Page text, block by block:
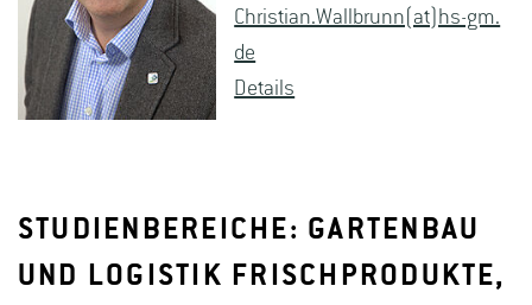
Chris­ti­an.Wall­brunn(at)hs-​gm.​
de
De­tails
STUDIENBEREICHE: GARTENBAU
UND LOGISTIK FRISCHPRODUKTE,